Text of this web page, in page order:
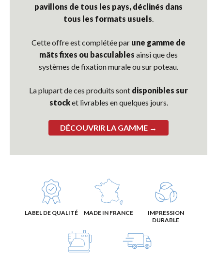
pavillons de tous les pays, déclinés dans
tous les formats usuels.
Cette offre est complétée par une gamme de
mâts fixes ou basculables ainsi que des
systèmes de fixation murale ou sur poteau.
La plupart de ces produits sont disponibles sur
stocket livrables en quelques jours.
DÉCOUVRIR LA GAMME →
LABEL DE QUALITÉ MADE IN FRANCE
IMPRESSION
DURABLE